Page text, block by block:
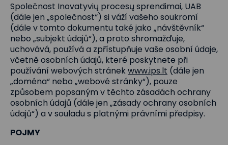
Společnost Inovatyvių procesų sprendimai, UAB
(dále jen „společnost“) si váží vašeho soukromí
(dále v tomto dokumentu také jako „návštěvník“
nebo „subjekt údajů“), a proto shromažďuje,
uchovává, používá a zpřístupňuje vaše osobní údaje,
včetně osobních údajů, které poskytnete při
používání webových stránekwww.ips.lt (dále jen
„doména“ nebo „webové stránky“), pouze
způsobem popsaným v těchto zásadách ochrany
osobních údajů (dále jen „zásady ochrany osobních
údajů“) a v souladu s platnými právními předpisy.
POJMY